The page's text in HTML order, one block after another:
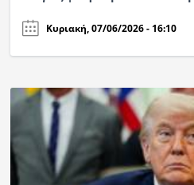
Κυριακή, 07/06/2026 - 16:10